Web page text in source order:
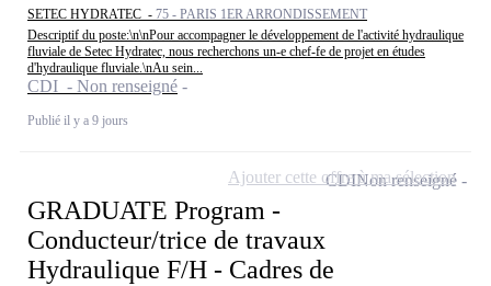
SETEC HYDRATEC - 75 - PARIS 1ER ARRONDISSEMENT
Descriptif du poste:\n\nPour accompagner le développement de l'activité hydraulique
fluviale de Setec Hydratec, nous recherchons un-e chef-fe de projet en études
d'hydraulique fluviale.\nAu sein...
CDI - Non renseigné
Publié il y a 9 jours
GRADUATE Program -
Conducteur/trice de travaux
Hydraulique F/H - Cadres de
CDINon renseigné
Ajouter cette offre à ma sélection